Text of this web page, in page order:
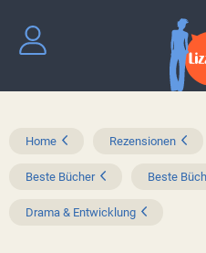
Home Rezensionen
Beste Bücher Beste
Drama & Entwicklung